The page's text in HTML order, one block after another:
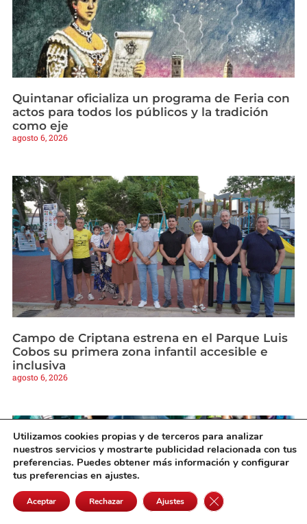
Quintanar oficializa un programa de Feria con
actos para todos los públicos y la tradición
como eje
agosto 6, 2026
Campo de Criptana estrena en el Parque Luis
Cobos su primera zona infantil accesible e
inclusiva
agosto 6, 2026
Utilizamos cookies propias y de terceros para analizar
nuestros servicios y mostrarte publicidad relacionada con tus
preferencias. Puedes obtener más información y configurar
tus preferencias en ajustes.
Aceptar Rechazar Ajustes Cerrar el banner de